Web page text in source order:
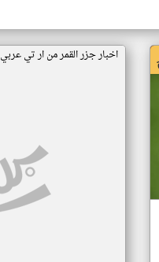
اخبار جزر القمر من ار تي عربي